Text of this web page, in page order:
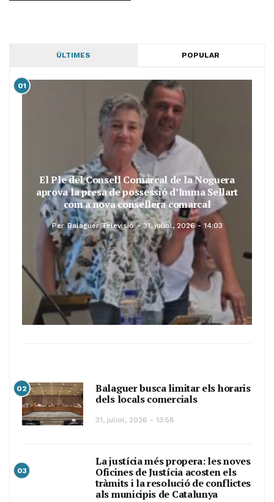
ÚLTIMES POPULAR
01
El Ple del Consell Comarcal de la Noguera
aprova la presa de possessió d’Imma Sellart
com a nova consellera comarcal
Per Balaguer Televisió 31, juliol, 2026 - 14:03
02
Balaguer busca limitar els horaris
dels locals comercials
31, juliol, 2026 - 13:58
03
La justícia més propera: les noves
Oficines de Justícia acosten els
tràmits i la resolució de conflictes
als municipis de Catalunya